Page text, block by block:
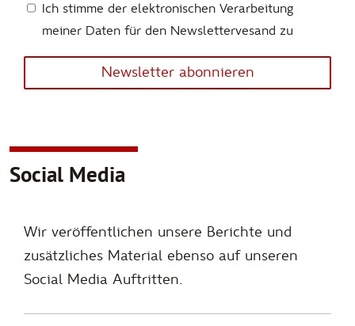
Ich stimme der elektronischen Verarbeitung
meiner Daten für den Newslettervesand zu
Newsletter abonnieren
Social Media
Wir veröffentlichen unsere Berichte und
zusätzliches Material ebenso auf unseren
Social Media Auftritten.